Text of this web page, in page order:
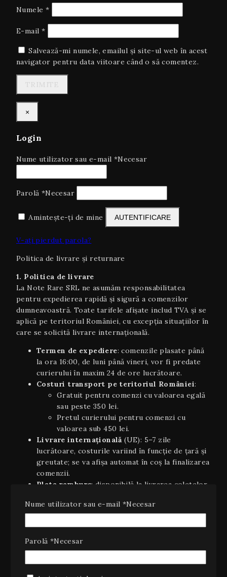
Numele *
E-mail *
Salvează-mi numele, emailul și site-ul web în acest
navigator pentru data viitoare când o să comentez.
×
Login
Nume utilizator sau e-mail *Necesar
Parolă *Necesar
Amintește-ți de mine AUTENTIFICARE
V-ați pierdut parola?
Politica de livrare și returnare
1. Politica de livrare
La Note Rare SRL ne asumăm responsabilitatea
pentru expedierea rapidă și sigură a comenzilor
dumneavoastră. Toate tarifele afișate includ TVA și se
aplică pe teritoriul României, cu excepția situaţiilor în
care se solicită livrare internaţională.
Termen de expediere: comenzile plasate până
la ora 16:00, de luni până vineri, vor fi predate
curierului în maxim 24 de ore lucrătoare.
Costuri transport pe teritoriul României:
Gratuit pentru comenzi cu valoarea egală
sau peste 350 lei.
Pretul curierului pentru comenzi cu
valoarea sub 450 lei.
Livrare internaţională (UE): 5–7 zile
lucrătoare, costurile variind în funcție de țară și
greutate; se va afișa automat în coș la finalizarea
comenzii.
Plata ramburs: disponibilă la livrarea coletelor
de 10 lei (inclusiv TVA).
orientativi şi pot varia în funcție de stoc,
disponibilitatea curierului sau condiții
meteo/excepționale.
Nume utilizator sau e-mail *Necesar
Parolă *Necesar